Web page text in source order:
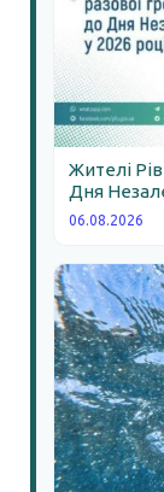
Жителі
Дня
06.08.2026